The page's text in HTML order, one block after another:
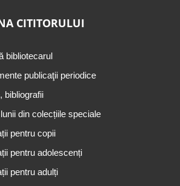
CITITORULUI
bibliotecarul
publicaţii periodice
bibliografii
din colecțiile speciale
pentru copii
pentru adolescenți
pentru adulți